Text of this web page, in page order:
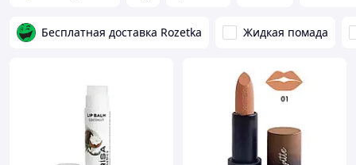
Бесплатная доставка Rozetka Жидкая помада